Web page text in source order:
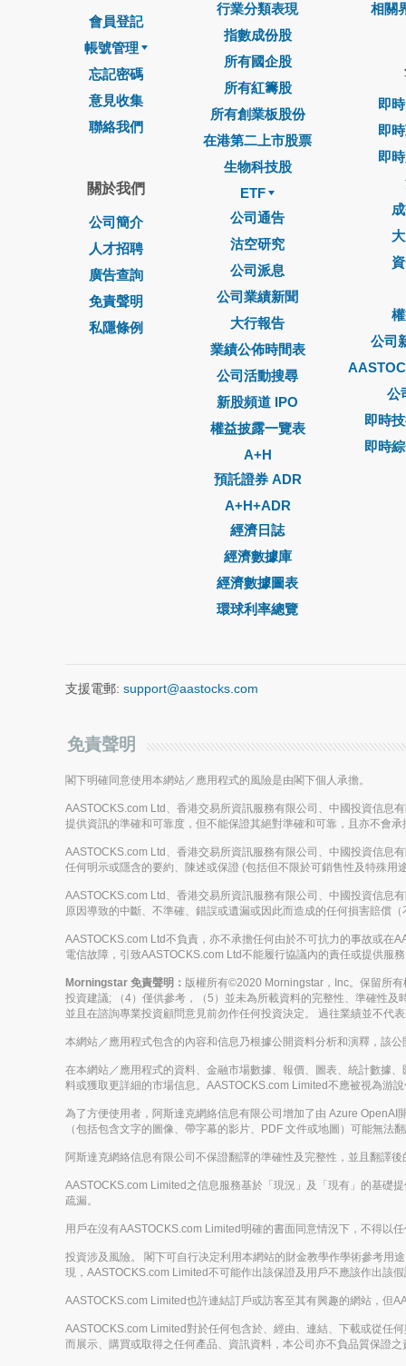
會員登記
帳號管理
忘記密碼
意見收集
聯絡我們
關於我們
公司簡介
人才招聘
廣告查詢
免責聲明
私隱條例
行業分類表現
指數成份股
所有國企股
所有紅籌股
所有創業板股份
在港第二上市股票
生物科技股
ETF
公司通告
沽空研究
公司派息
公司業績新聞
大行報告
業績公佈時間表
公司活動搜尋
新股頻道 IPO
權益披露一覽表
A+H
預託證券 ADR
A+H+ADR
經濟日誌
經濟數據庫
經濟數據圖表
環球利率總覽
相關
即
即
即
公司
公
即時
即時
支援電郵: support@aastocks.com
免責聲明
閣下明確同意使用本網站／應用程式的風險是由閣下個人承擔。
AASTOCKS.com Ltd、香港交易所資訊服務有限公司、中國投資信息
提供資訊的準確和可靠度，但不能保證其絕對準確和可靠，且亦不會
AASTOCKS.com Ltd、香港交易所資訊服務有限公司、中國投資信息
任何明示或隱含的要約、陳述或保證 (包括但不限於可銷售性及特殊用
AASTOCKS.com Ltd、香港交易所資訊服務有限公司、中國投資信息
原因導致的中斷、不準確、錯誤或遺漏或因此而造成的任何損害賠償
AASTOCKS.com Ltd不負責，亦不承擔任何由於不可抗力的事故或在
電信故障，引致AASTOCKS.com Ltd不能履行協議內的責任或提供服
Morningstar 免責聲明： 版權所有©2020 Morningstar，Inc。保留所
投資建議; （4）僅供參考，（5）並未為所載資料的完整性、準確性
並且在諮詢專業投資顧問意見前勿作任何投資決定。 過往業績並不代
本網站／應用程式包含的內容和信息乃根據公開資料分析和演釋，該
在本網站／應用程式的資料、金融市場數據、報價、圖表、統計數據
料或獲取更詳細的市場信息。AASTOCKS.com Limited不應被視為游
為了方便使用者，阿斯達克網絡信息有限公司增加了由 Azure
（包括包含文字的圖像、帶字幕的影片、PDF 文件或地圖）可能無法
阿斯達克網絡信息有限公司不保證翻譯的準確性及完整性，並且翻譯
AASTOCKS.com Limited之信息服務基於「現況」及「現有」的基礎
疏漏。
用戶在沒有AASTOCKS.com Limited明確的書面同意情況下，不得以
投資涉及風險。 閣下可自行决定利用本網站的財金教學作學術參考用
現，AASTOCKS.com Limited不可能作出該保證及用戶不應該作出該
AASTOCKS.com Limited也許連結訂戶或訪客至其有興趣的網站，但
AASTOCKS.com Limited對於任何包含於、經由、連結、下載或從任
而展示、購買或取得之任何產品、資訊資料，本公司亦不負品質保證之